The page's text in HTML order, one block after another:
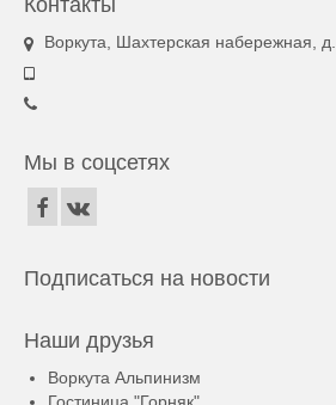
Контакты
Воркута, Шахтерская набережная, д.
Мы в соцсетях
Подписаться на новости
Наши друзья
Воркута Альпинизм
Гостиница "Горняк"